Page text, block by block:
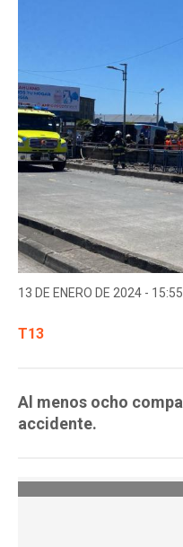
13 DE ENERO DE 2024 -
T13
Al menos ocho
accidente.